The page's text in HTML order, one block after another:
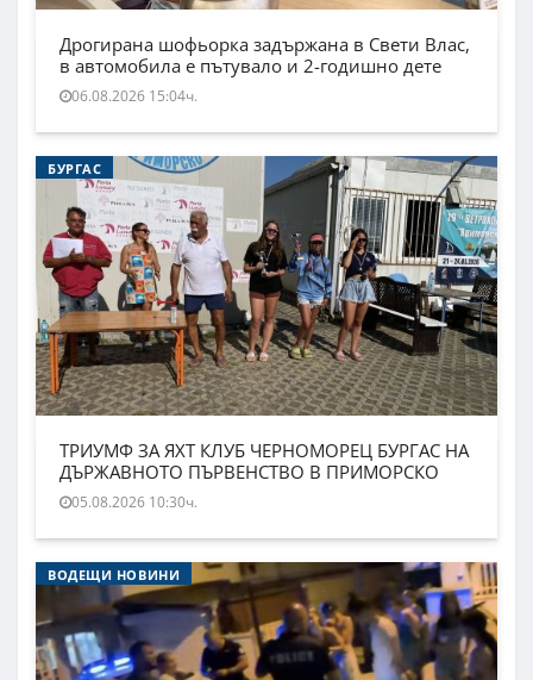
Дрогирана шофьорка задържана в Свети Влас,
в автомобила е пътувало и 2-годишно дете
06.08.2026 15:04ч.
БУРГАС
ТРИУМФ ЗА ЯХТ КЛУБ ЧЕРНОМОРЕЦ БУРГАС НА
ДЪРЖАВНОТО ПЪРВЕНСТВО В ПРИМОРСКО
05.08.2026 10:30ч.
ВОДЕЩИ НОВИНИ